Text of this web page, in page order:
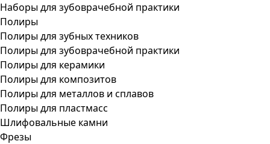
Наборы для зубоврачебной практики
Полиры
Полиры для зубных техников
Полиры для зубоврачебной практики
Полиры для керамики
Полиры для композитов
Полиры для металлов и сплавов
Полиры для пластмасс
Шлифовальные камни
Фрезы